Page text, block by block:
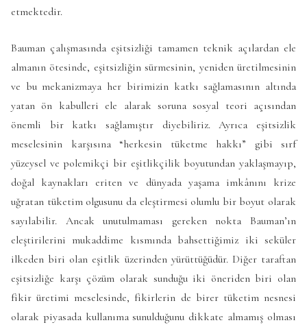
etmektedir.
Bauman çalışmasında eşitsizliği tamamen teknik açılardan ele
almanın ötesinde, eşitsizliğin sürmesinin, yeniden üretilmesinin
ve bu mekanizmaya her birimizin katkı sağlamasının altında
yatan ön kabulleri ele alarak soruna sosyal teori açısından
önemli bir katkı sağlamıştır diyebiliriz. Ayrıca eşitsizlik
meselesinin karşısına “herkesin tüketme hakkı” gibi sırf
yüzeysel ve polemikçi bir eşitlikçilik boyutundan yaklaşmayıp,
doğal kaynakları eriten ve dünyada yaşama imkânını krize
uğratan tüketim olgusunu da eleştirmesi olumlu bir boyut olarak
sayılabilir. Ancak unutulmaması gereken nokta Bauman’ın
eleştirilerini mukaddime kısmında bahsettiğimiz iki seküler
ilkeden biri olan eşitlik üzerinden yürüttüğüdür. Diğer taraftan
eşitsizliğe karşı çözüm olarak sunduğu iki öneriden biri olan
fikir üretimi meselesinde, fikirlerin de birer tüketim nesnesi
olarak piyasada kullanıma sunulduğunu dikkate almamış olması